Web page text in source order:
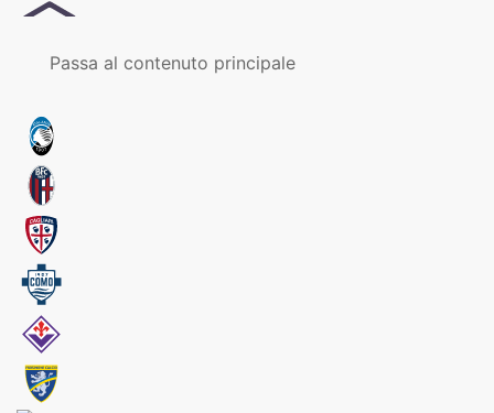
Passa al contenuto principale